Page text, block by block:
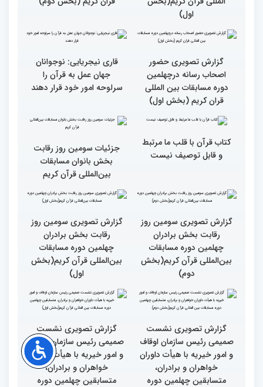
میلاد
بخش برادران مسابقات
بین‌المللی قرآن کریم
پررنگ کودکان و نوجوانان در
چهلمین دوره مسابقات بین
المللی قرآن کریم(بخش
گزارش تصویری حضور
پررنگ کودکان و نوجوانان در
المللی قرآن کریم(بخش
اول)
گزارش تصویری حضور
اصحاب رسانه درچهلمین
دوره مسابقات بین المللی
قران کریم (بخش دوم)
گزارش تصویری حضور
اصحاب رسانه درچهلمین
دوره مسابقات بین المللی
قران کریم (بخش اول)
قاری نیجریایی: نوجوانان
جهان عمل به قرآن را
سرلوحه امور خود قرار دهند
کتاب قرآن با قلب ما مرتبط
و قابل توصیف نیست
جزئیات سومین روز رقابت
بخش بانوان مسابقات
بین‌المللی قرآن کریم